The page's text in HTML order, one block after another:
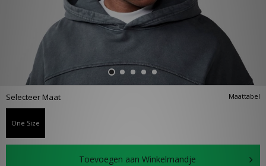
Maattabel
Selecteer Maat
One Size
Toevoegen aan Winkelmandje